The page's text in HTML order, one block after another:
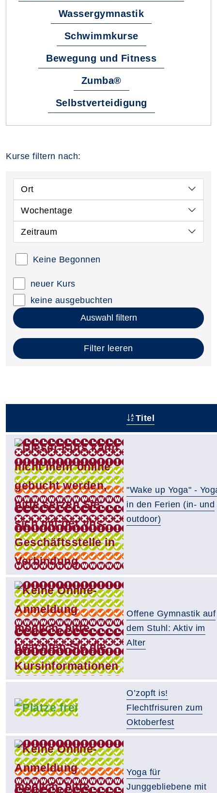
Wassergymnastik
Schwimmkurse
Bewegung und Fitness
Zumba®
Selbstverteidigung
Kurse filtern nach:
Ort
Wochentage
Zeitraum
Keine Begonnen
neuer Kurs
keine ausgebuchten
Auswahl filtern
Filter leeren
Titel
"Wake up Yoga" -
in den Ferien (in- und
outdoor)
Offene Gymnastik auf
dem Stuhl: Aktiv im
Alter
O’zopft is!
Flechtfrisuren zum
Oktoberfest
Yoga für
Junggebliebene mit